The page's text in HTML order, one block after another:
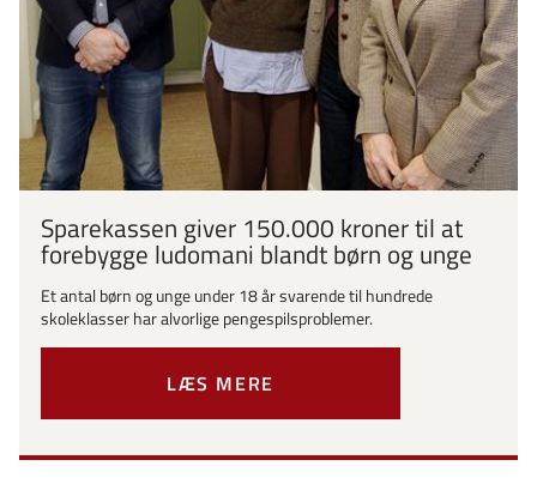
Sparekassen giver 150.000 kroner til at
forebygge ludomani blandt børn og unge
Et antal børn og unge under 18 år svarende til hundrede
skoleklasser har alvorlige pengespilsproblemer.
LÆS MERE